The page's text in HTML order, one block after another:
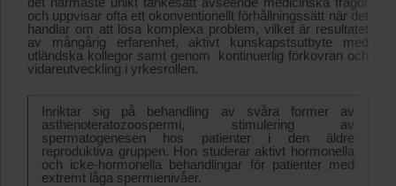
och uppvisar ofta ett okonventionellt förhållningssätt när det
handlar om att lösa komplexa problem, vilket är resultatet
av mångårig erfarenhet, aktivt kunskapstsutbyte med
utländska kollegor samt genom kontinuerlig förkovran och
vidareutveckling i yrkesrollen.
Inriktar sig på behandling av svåra former av
asthenoteratozoospermi, stimulering av
spermatogenesen hos patienter i den äldre
reproduktiva gruppen. Hon studerar aktivt hormonella
och icke-hormonella behandlingar för patienter med
extremt låga spermienivåer.